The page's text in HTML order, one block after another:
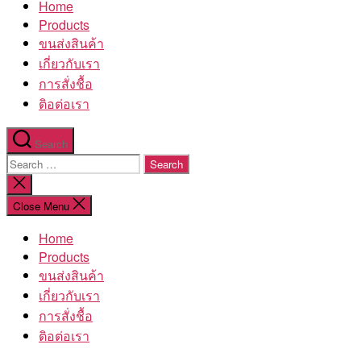
โรงงานHome
Products
ขนส่งสินค้า
เกี่ยวกับเรา
การสั่งชื้อ
ติอต่อเรา
Search
Search
for:
Close
search
Close Menu
Home
Products
ขนส่งสินค้า
เกี่ยวกับเรา
การสั่งชื้อ
ติอต่อเรา